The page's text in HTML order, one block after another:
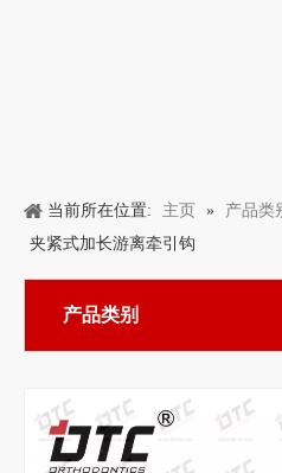
当前所在位置: 主页 » 产品类
夹紧式加长游离牵引钩
产品类别